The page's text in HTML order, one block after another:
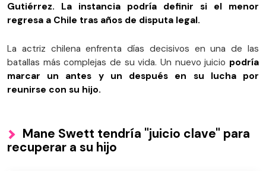
Gutiérrez. La instancia podría definir si el menor
regresa a Chile tras años de disputa legal.
La actriz chilena enfrenta días decisivos en una de las
batallas más complejas de su vida. Un nuevo juicio podría
marcar un antes y un después en su lucha por
reunirse con su hijo.
Mane Swett tendría "juicio clave" para
recuperar a su hijo